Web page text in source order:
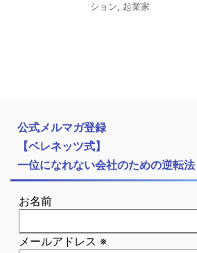
ション, 起業家
公式メルマガ登録
【ベレネッツ式】
一位になれない会社のための逆転法
お名前
メールアドレス ※